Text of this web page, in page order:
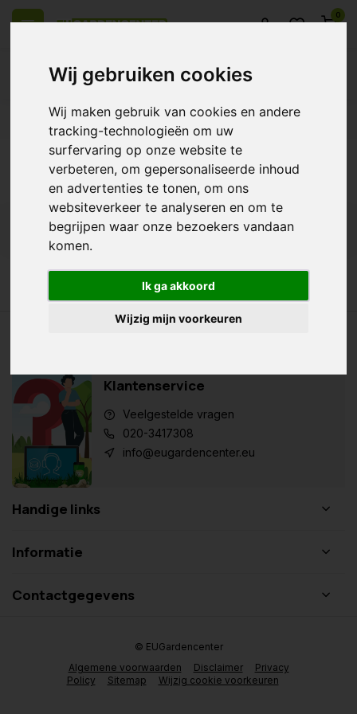
Wij gebruiken cookies
Wij maken gebruik van cookies en andere
tracking-technologieën om uw
surfervaring op onze website te
verbeteren, om gepersonaliseerde inhoud
en advertenties te tonen, om ons
websiteverkeer te analyseren en om te
begrijpen waar onze bezoekers vandaan
komen.
Ik ga akkoord
Wijzig mijn voorkeuren
0
14 Dagen retourrecht Beste klantenservice
Terug
Producten getagd met flowmax
Klantenservice
Veelgestelde vragen
020-3417308
info@eugardencenter.eu
Handige links
Informatie
Contactgegevens
Algemene voorwaarden Disclaimer
Privacy
Policy
Sitemap Wijzig cookie voorkeuren
© EUGardencenter